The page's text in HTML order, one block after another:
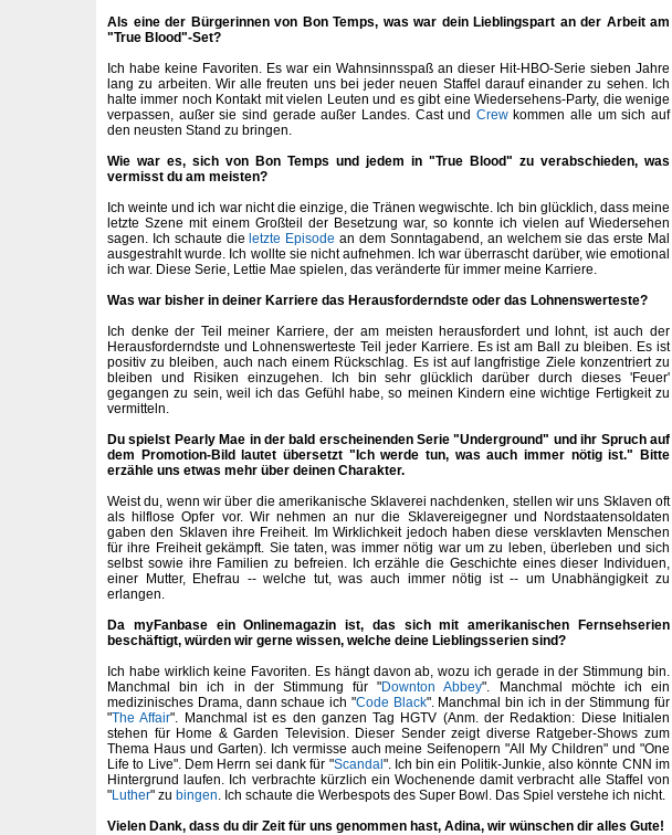
Als eine der Bürgerinnen von Bon Temps, was war dein Lieblingspart an der Arbeit am
"True Blood"-Set?
Ich habe keine Favoriten. Es war ein Wahnsinnsspaß an dieser Hit-HBO-Serie sieben Jahre
lang zu arbeiten. Wir alle freuten uns bei jeder neuen Staffel darauf einander zu sehen. Ich
halte immer noch Kontakt mit vielen Leuten und es gibt eine Wiedersehens-Party, die wenige
verpassen, außer sie sind gerade außer Landes. Cast und Crewkommen alle um sich auf
den neusten Stand zu bringen.
Wie war es, sich von Bon Temps und jedem in "True Blood" zu verabschieden, was
vermisst du am meisten?
Ich weinte und ich war nicht die einzige, die Tränen wegwischte. Ich bin glücklich, dass meine
letzte Szene mit einem Großteil der Besetzung war, so konnte ich vielen auf Wiedersehen
sagen. Ich schaute dieletzte Episode an dem Sonntagabend, an welchem sie das erste Mal
ausgestrahlt wurde. Ich wollte sie nicht aufnehmen. Ich war überrascht darüber, wie emotional
ich war. Diese Serie, Lettie Mae spielen, das veränderte für immer meine Karriere.
Was war bisher in deiner Karriere das Herausforderndste oder das Lohnenswerteste?
Ich denke der Teil meiner Karriere, der am meisten herausfordert und lohnt, ist auch der
Herausforderndste und Lohnenswerteste Teil jeder Karriere. Es ist am Ball zu bleiben. Es ist
positiv zu bleiben, auch nach einem Rückschlag. Es ist auf langfristige Ziele konzentriert zu
bleiben und Risiken einzugehen. Ich bin sehr glücklich darüber durch dieses 'Feuer'
gegangen zu sein, weil ich das Gefühl habe, so meinen Kindern eine wichtige Fertigkeit zu
vermitteln.
Du spielst Pearly Mae in der bald erscheinenden Serie "Underground" und ihr Spruch auf
dem Promotion-Bild lautet übersetzt "Ich werde tun, was auch immer nötig ist." Bitte
erzähle uns etwas mehr über deinen Charakter.
Weist du, wenn wir über die amerikanische Sklaverei nachdenken, stellen wir uns Sklaven oft
als hilflose Opfer vor. Wir nehmen an nur die Sklavereigegner und Nordstaatensoldaten
gaben den Sklaven ihre Freiheit. Im Wirklichkeit jedoch haben diese versklavten Menschen
für ihre Freiheit gekämpft. Sie taten, was immer nötig war um zu leben, überleben und sich
selbst sowie ihre Familien zu befreien. Ich erzähle die Geschichte eines dieser Individuen,
einer Mutter, Ehefrau -- welche tut, was auch immer nötig ist -- um Unabhängigkeit zu
erlangen.
Da myFanbase ein Onlinemagazin ist, das sich mit amerikanischen Fernsehserien
beschäftigt, würden wir gerne wissen, welche deine Lieblingsserien sind?
Ich habe wirklich keine Favoriten. Es hängt davon ab, wozu ich gerade in der Stimmung bin.
Manchmal bin ich in der Stimmung für "Downton Abbey". Manchmal möchte ich ein
medizinisches Drama, dann schaue ich "Code Black". Manchmal bin ich in der Stimmung für
"The Affair". Manchmal ist es den ganzen Tag HGTV (Anm. der Redaktion: Diese Initialen
stehen für Home & Garden Television. Dieser Sender zeigt diverse Ratgeber-Shows zum
Thema Haus und Garten). Ich vermisse auch meine Seifenopern "All My Children" und "One
Life to Live". Dem Herrn sei dank für "Scandal". Ich bin ein Politik-Junkie, also könnte CNN im
Hintergrund laufen. Ich verbrachte kürzlich ein Wochenende damit verbracht alle Staffel von
"Luther" zu bingen. Ich schaute die Werbespots des Super Bowl. Das Spiel verstehe ich nicht.
Vielen Dank, dass du dir Zeit für uns genommen hast, Adina, wir wünschen dir alles Gute!